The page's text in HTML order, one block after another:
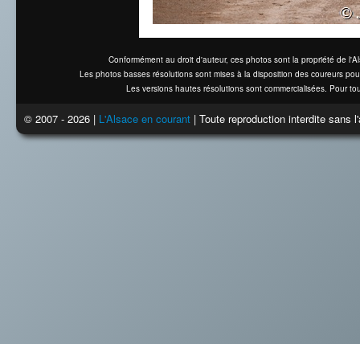
Conformément au droit d'auteur, ces photos sont la propriété de
Les photos basses résolutions sont mises à la disposition des coureurs
Les versions hautes résolutions sont commercialisées. Pour
© 2007 - 2026 | L'Alsace en courant | Toute reproduction interdite sans